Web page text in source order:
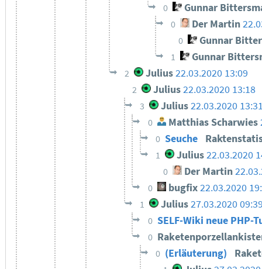
0 Gunnar
0 Der Martin
0 Gunnar
1 Gunnar
2 Julius22.03.2020 13:09
2 Julius22.03.2020 13:18
3 Julius22.03.2020
0 Matthias Scharwies
0 Seuche
1 Julius 22.03.2020
0 Der Martin
0 bugfix22.03.2020
1 Julius27.03.2020
0 SELF-Wiki neue PHP-
0
0 (Erläuterung)